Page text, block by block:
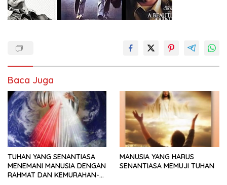
Baca Juga
TUHAN YANG SENANTIASA
MENEMANI MANUSIA DENGAN
RAHMAT DAN KEMURAHAN-
MANUSIA YANG HARUS
SENANTIASA MEMUJI TUHAN